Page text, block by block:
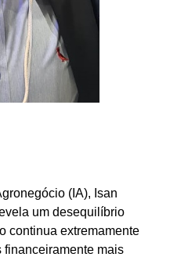
(IA), Isan
um desequilíbrio
continua extremamente
financeiramente mais